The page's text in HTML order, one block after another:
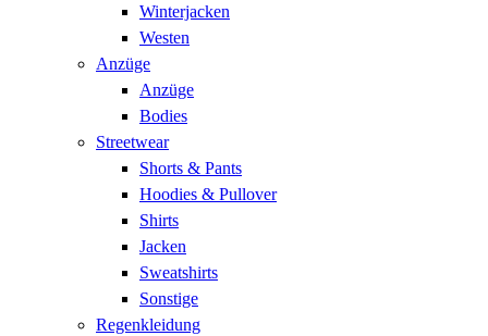
Winterjacken
Westen
Anzüge
Anzüge
Bodies
Streetwear
Shorts & Pants
Hoodies & Pullover
Shirts
Jacken
Sweatshirts
Sonstige
Regenkleidung